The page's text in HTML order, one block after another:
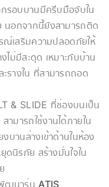
รอบบานมีครีบมือจับใน
นอกจากนี้ยังสามารถติด
ณ์เสริมความปลอดภัยให้
ไม่มีสะดุด เหมาะกับบ้าน
รางใน ที่สามารถถอด
& SLIDE ที่ช่องบนเป็น
ามารถใช้งานได้ภายใน
บานล่างเข้าด้านในห้อง
นิรภัย สร้างมั่นใจใน
ฒนารุ่น ATIS